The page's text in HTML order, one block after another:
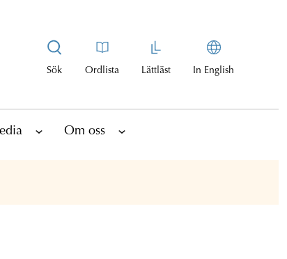
Sök Ordlista Lättläst In English
Om oss